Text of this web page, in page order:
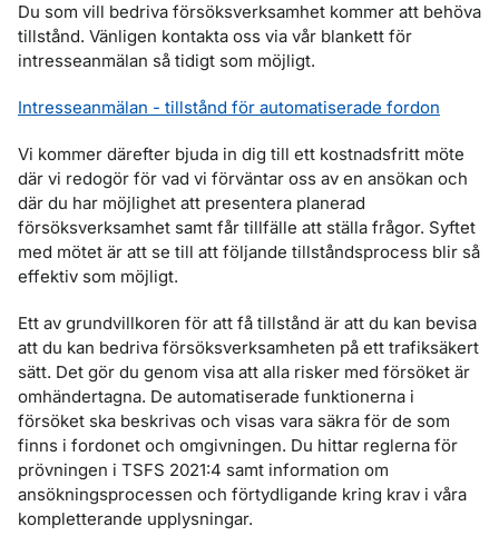
Du som vill bedriva försöksverksamhet kommer att behöva
tillstånd. Vänligen kontakta oss via vår blankett för
intresseanmälan så tidigt som möjligt.
Intresseanmälan - tillstånd för automatiserade fordon
Vi kommer därefter bjuda in dig till ett kostnadsfritt möte
där vi redogör för vad vi förväntar oss av en ansökan och
där du har möjlighet att presentera planerad
försöksverksamhet samt får tillfälle att ställa frågor. Syftet
med mötet är att se till att följande tillståndsprocess blir så
effektiv som möjligt.
Ett av grundvillkoren för att få tillstånd är att du kan bevisa
att du kan bedriva försöksverksamheten på ett trafiksäkert
sätt. Det gör du genom visa att alla risker med försöket är
omhändertagna. De automatiserade funktionerna i
försöket ska beskrivas och visas vara säkra för de som
finns i fordonet och omgivningen. Du hittar reglerna för
prövningen i TSFS 2021:4 samt information om
ansökningsprocessen och förtydligande kring krav i våra
kompletterande upplysningar.